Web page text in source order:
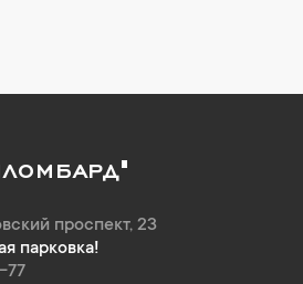
проспект, 23
парковка!
77